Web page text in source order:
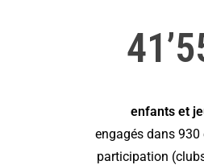
enfants et
engagés dans 930
participation